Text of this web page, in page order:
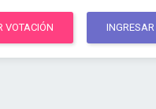
VOTACIÓN INGRESAR